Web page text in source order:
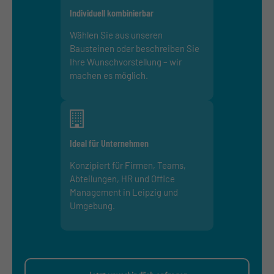
Individuell kombinierbar
Wählen Sie aus unseren
Bausteinen oder beschreiben Sie
Ihre Wunschvorstellung – wir
machen es möglich.
Ideal für Unternehmen
Konzipiert für Firmen, Teams,
Abteilungen, HR und Office
Management in Leipzig und
Umgebung.